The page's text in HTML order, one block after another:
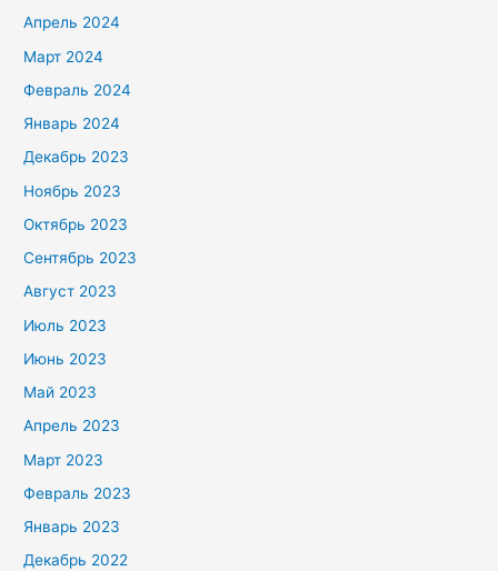
Апрель 2024
Март 2024
Февраль 2024
Январь 2024
Декабрь 2023
Ноябрь 2023
Октябрь 2023
Сентябрь 2023
Август 2023
Июль 2023
Июнь 2023
Май 2023
Апрель 2023
Март 2023
Февраль 2023
Январь 2023
Декабрь 2022